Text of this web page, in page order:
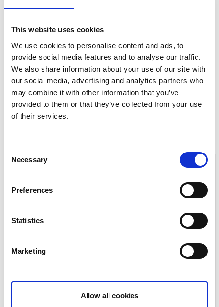
This website uses cookies
We use cookies to personalise content and ads, to
provide social media features and to analyse our traffic.
We also share information about your use of our site with
our social media, advertising and analytics partners who
may combine it with other information that you’ve
provided to them or that they’ve collected from your use
of their services.
Selection
Necessary
Preferences
Statistics
Marketing
Allow all cookies
Peter Englander. Nu tar sig entreprenören,
inspiratören, författaren och trädgårdsdesignern
Växtrum till sitt hjärta och lyfter medelhavet till
Lerum.
Peters växtrumsplats heter Giardino segreto ”den
hemliga trädgården” och skapades 2018. Lyssna på
Peters audioguidning.
Hör på Peter
Växtrum: Giardino Segreto